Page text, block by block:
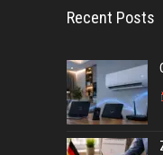
Recent Posts